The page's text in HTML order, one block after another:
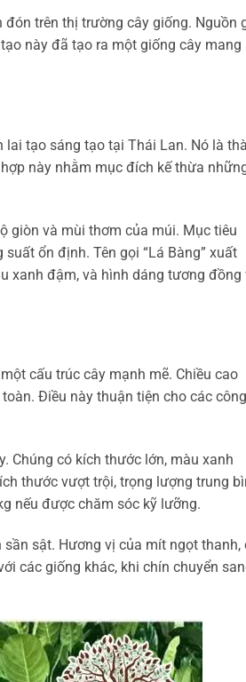
trên thị trường cây giống. Nguồn
này đã tạo ra một giống cây mang
tạo sáng tạo tại Thái Lan. Nó là
này nhằm mục đích kế thừa
giòn và mùi thơm của múi. Mục tiêu
ổn định. Tên gọi “Lá Bàng” xuất
xanh đậm, và hình dáng tương đồng
cấu trúc cây mạnh mẽ. Chiều cao
Điều này thuận tiện cho các công
Chúng có kích thước lớn, màu xanh
thước vượt trội, trọng lượng trung
nếu được chăm sóc kỹ lưỡng.
sật. Hương vị của mít ngọt thanh,
các giống khác, khi chín chuyển